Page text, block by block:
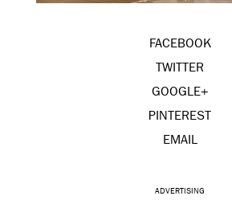
FACEBOOK
TWITTER
GOOGLE+
PINTEREST
EMAIL
ADVERTISING